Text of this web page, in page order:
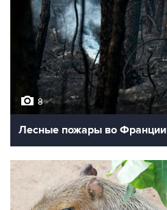
8
Лесные пожары во Франции